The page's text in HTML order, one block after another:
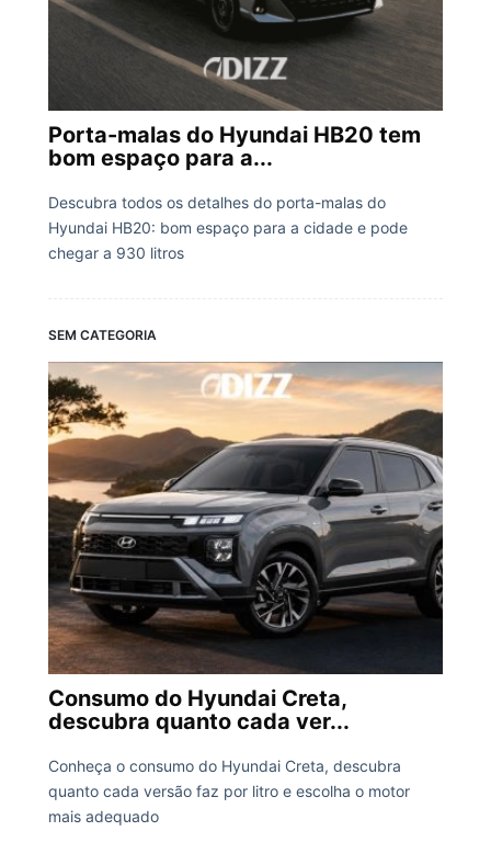
Porta-malas do Hyundai HB20 tem
bom espaço para a...
Descubra todos os detalhes do porta-malas do
Hyundai HB20: bom espaço para a cidade e pode
chegar a 930 litros
SEM CATEGORIA
Consumo do Hyundai Creta,
descubra quanto cada ver...
Conheça o consumo do Hyundai Creta, descubra
quanto cada versão faz por litro e escolha o motor
mais adequado